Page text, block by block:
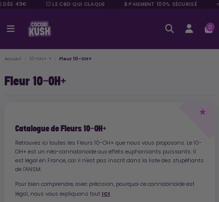
49€ 💥 LE CBD QUI CLAQUE 🔒 PAIEMENT 100% SÉCURISÉ
0
Accueil 10-OH+ + Fleur 10-OH+
Fleur 10-OH+
Catalogue de Fleurs 10-OH+
Retrouvez ici toutes les Fleurs 10-OH+ que nous vous proposons. Le 10-
OH+ est un néo-cannabinoïde aux effets euphorisants puissants. Il
est légal en France, car il n'est pas inscrit dans la liste des stupéfiants
de l'ANSM.
Pour bien comprendre, avec précision, pourquoi ce cannabinoïde est
légal, nous vous expliquons tout ICI.